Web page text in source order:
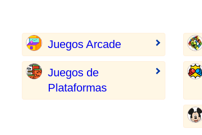
Juegos Arcade
Juegos de
Plataformas